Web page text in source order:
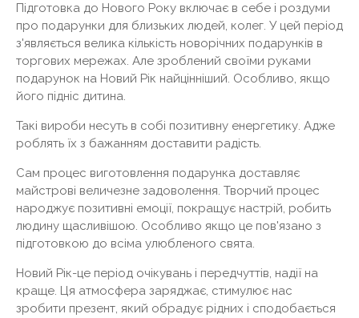
Підготовка до Нового Року включає в себе і роздуми
про подарунки для близьких людей, колег. У цей період
з'являється велика кількість новорічних подарунків в
торгових мережах. Але зроблений своїми руками
подарунок на Новий Рік найцінніший. Особливо, якщо
його підніс дитина.
Такі вироби несуть в собі позитивну енергетику. Адже
роблять їх з бажанням доставити радість.
Сам процес виготовлення подарунка доставляє
майстрові величезне задоволення. Творчий процес
народжує позитивні емоції, покращує настрій, робить
людину щасливішою. Особливо якщо це пов'язано з
підготовкою до всіма улюбленого свята.
Новий Рік-це період очікувань і передчуттів, надії на
краще. Ця атмосфера заряджає, стимулює нас
зробити презент, який обрадує рідних і сподобається